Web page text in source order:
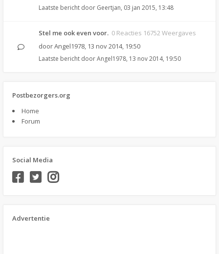
Laatste bericht door Geertjan, 03 jan 2015, 13:48
Stel me ook even voor. 0 Reacties 16752 Weergaves
doorAngel1978, 13 nov 2014, 19:50
Laatste bericht doorAngel1978, 13 nov 2014, 19:50
Postbezorgers.org
Home
Forum
Social Media
Advertentie